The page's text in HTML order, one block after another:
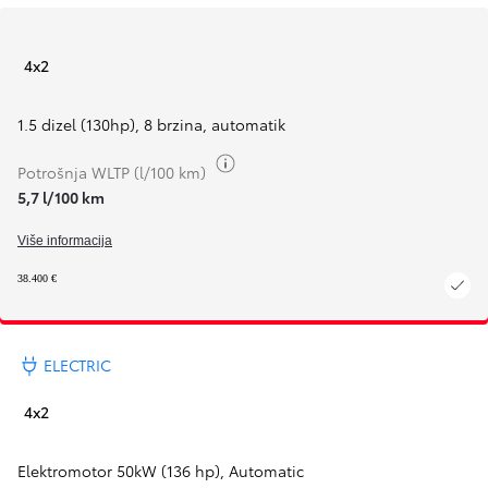
4x2
1.5 dizel (130hp), 8 brzina, automatik
Potrošnja WLTP (l/100 km)
5,7 l/100 km
Više informacija
38.400 €
ELECTRIC
4x2
Elektromotor 50kW (136 hp), Automatic